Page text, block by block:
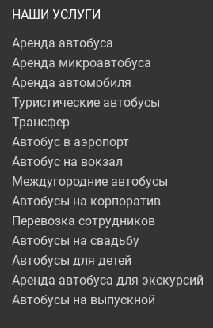
НАШИ УСЛУГИ
Аренда автобуса
Аренда микроавтобуса
Аренда автомобиля
Туристические автобусы
Трансфер
Автобус в аэропорт
Автобус на вокзал
Междугородние автобусы
Автобусы на корпоратив
Перевозка сотрудников
Автобусы на свадьбу
Автобусы для детей
Аренда автобуса для экскурсий
Автобусы на выпускной